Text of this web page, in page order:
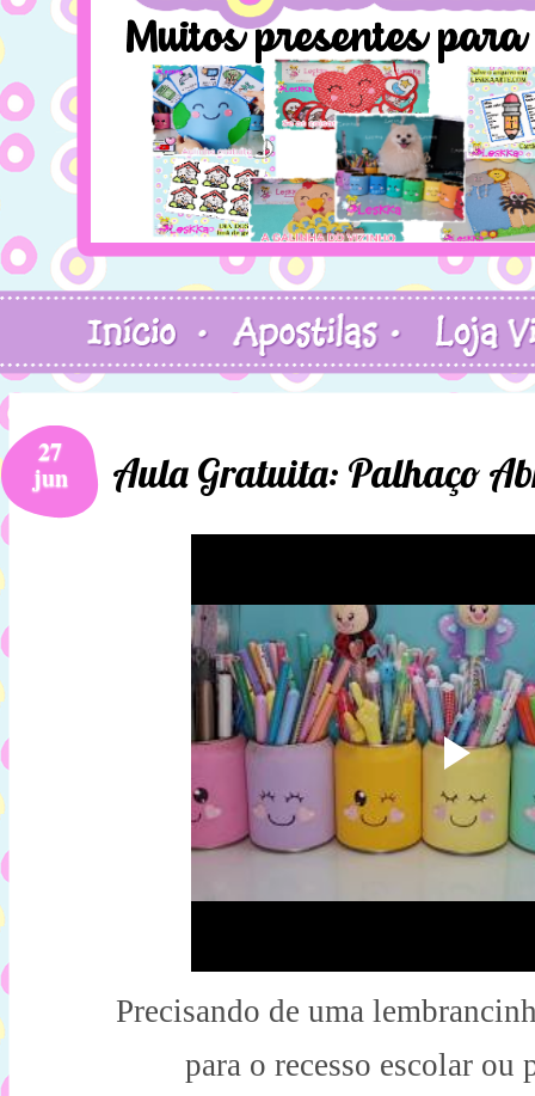
27
jun Aula Gratuita: Palhaço
Precisando de uma
para o recesso escolar ou